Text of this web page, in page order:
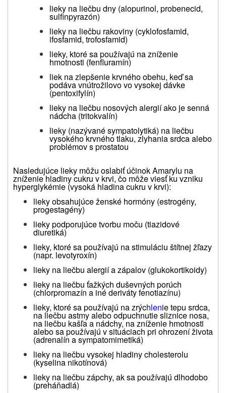
lieky na liečbu dny (alopurinol, probenecid,
sulfinpyrazón)
lieky na liečbu rakoviny (cyklofosfamid,
ifosfamid, trofosfamid)
lieky, ktoré sa používajú na zníženie
hmotnosti (fenfluramín)
liek na zlepšenie krvného obehu, keď sa
podáva vnútrožilovo vo vysokej dávke
(pentoxifylín)
lieky na liečbu nosových alergií ako je senná
nádcha (tritokvalín)
lieky (nazývané sympatolytiká) na liečbu
vysokého krvného tlaku, zlyhania srdca alebo
problémov s prostatou
Nasledujúce lieky môžu oslabiť účinok Amarylu na
zníženie hladiny cukru v krvi, čo môže viesť ku vzniku
hyperglykémie (vysoká hladina cukru v krvi):
lieky obsahujúce ženské hormóny (estrogény,
progestagény)
lieky podporujúce tvorbu moču (tiazidové
diuretiká)
lieky, ktoré sa používajú na stimuláciu štítnej žľazy
(napr. levotyroxín)
lieky na liečbu alergií a zápalov (glukokortikoidy)
lieky na liečbu ťažkých duševných porúch
(chlorpromazín a iné deriváty fenotiazínu)
lieky, ktoré sa používajú na zrýchlenie tepu srdca,
na liečbu astmy alebo odpuchnutie sliznice nosa,
na liečbu kašľa a nádchy, na zníženie hmotnosti
alebo sa používajú v situáciach pri ohrození života
(adrenalín a sympatomimetiká)
lieky na liečbu vysokej hladiny cholesterolu
(kyselina nikotínová)
lieky na liečbu zápchy, ak sa používajú dlhodobo
(preháňadlá)